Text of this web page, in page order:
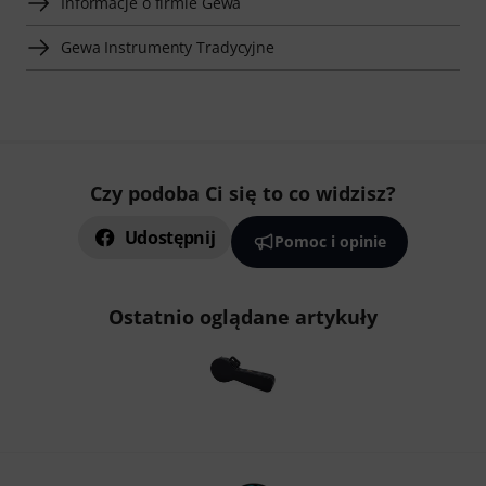
Gewa Instrumenty Tradycyjne
Czy podoba Ci się to co widzisz?
Udostępnij Pomoc i opinie
Ostatnio oglądane artykuły